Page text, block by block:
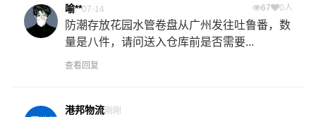
喻**07-14 67 0人
防潮存放花园水管卷盘从广州发往吐鲁番，数
量是八件，请问送入仓库前是否需要...
查看回复
港邦物流刚刚